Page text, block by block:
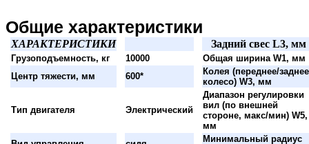
Общие характеристики
ХАРАКТЕРИСТИКИ Задний свес L3, мм
Грузоподъемность, кг 10000
Общая ширина W1, мм
Центр тяжести, мм
600*
Колея (переднее/заднее
колесо) W3, мм
Тип двигателя Электрический
Диапазон регулировки
вил (по внешней
стороне, макс/мин) W5,
мм
Минимальный радиус